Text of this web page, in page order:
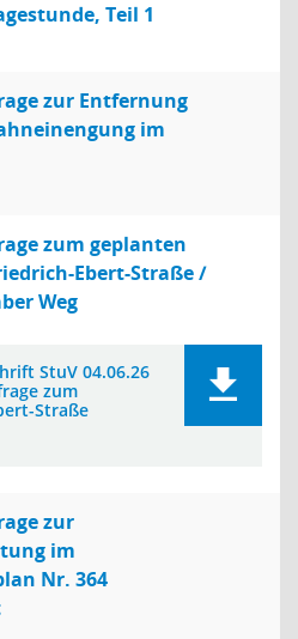
Teil 1
zur Entfernung
im
zum geplanten
Ebert-Straße /
Weg
StuV 04.06.26
zum
Straße
zur
im
Nr. 364